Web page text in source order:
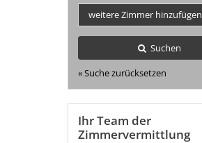
weitere Zimmer hinzufügen
Suchen
« Suche zurücksetzen
Ihr Team der
Zimmervermittlung